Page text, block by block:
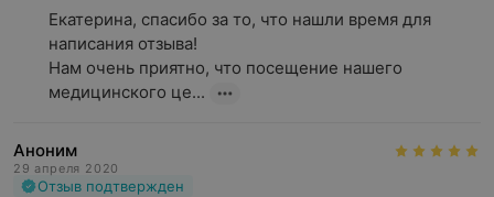
Екатерина, спасибо за то, что нашли время для
написания отзыва!
Нам очень приятно, что посещение нашего
медицинского це...
Аноним
29 апреля 2020
Отзыв подтвержден